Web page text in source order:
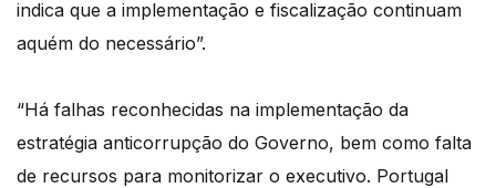
indica que a implementação e fiscalização continuam
aquém do necessário”.
“Há falhas reconhecidas na implementação da
estratégia anticorrupção do Governo, bem como falta
de recursos para monitorizar o executivo. Portugal